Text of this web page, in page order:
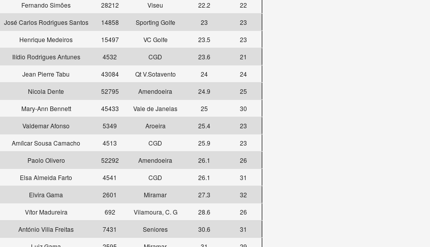
Fernando Simões 28212 Viseu 22.2
22
José Carlos Rodrigues Santos 14858 Sporting Golfe 23
23
Henrique Medeiros 15497 VC Golfe 23.5
23
Ilídio Rodrigues Antunes 4532 CGD 23.6
21
Jean Pierre Tabu 43084 Qt V.Sotavento 24
24
Nicola Dente 52795 Amendoeira 24.9
25
Mary-Ann Bennett 45433 Vale de Janelas 25
30
Valdemar Afonso 5349 Aroeira 25.4
23
Amílcar Sousa Camacho 4513 CGD 25.9
23
Paolo Olivero 52292 Amendoeira 26.1
26
Elsa Almeida Farto 4541 CGD 26.1
31
Elvira Gama 2601 Miramar 27.3
32
Vítor Madureira 692 Vilamoura, C. G 28.6
26
António Villa Freitas 7431 Seniores 30.6
31